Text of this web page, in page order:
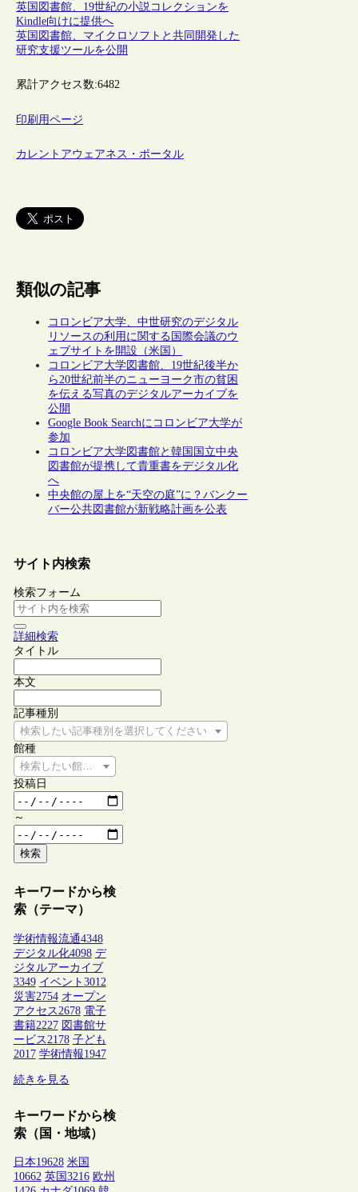
英国図書館、19世紀の小説コレクションを
Kindle向けに提供へ
英国図書館、マイクロソフトと共同開発した
研究支援ツールを公開
累計アクセス数:6482
印刷用ページ
カレントアウェアネス・ポータル
類似の記事
コロンビア大学、中世研究のデジタル
リソースの利用に関する国際会議のウ
ェブサイトを開設（米国）
コロンビア大学図書館、19世紀後半か
ら20世紀前半のニューヨーク市の貧困
を伝える写真のデジタルアーカイブを
公開
Google Book Searchにコロンビア大学が
参加
コロンビア大学図書館と韓国国立中央
図書館が提携して貴重書をデジタル化
へ
中央館の屋上を“天空の庭”に？バンクー
バー公共図書館が新戦略計画を公表
サイト内検索
検索フォーム
詳細検索
タイトル
本文
記事種別
検索したい記事種別を選択してください
館種
検索したい館種を選択してください
投稿日
～
検索
キーワードから検
索（テーマ）
学術情報流通4348
デジタル化4098 デ
ジタルアーカイブ
3349 イベント 3012
災害2754 オープン
アクセス 2678 電子
書籍2227 図書館サ
ービス 2178 子ども
2017 学術情報1947
続きを見る
キーワードから検
索（国・地域）
日本19628 米国
10662 英国 3216 欧州